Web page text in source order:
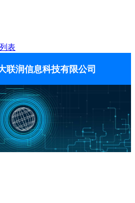
表
联润信息科技有限公司